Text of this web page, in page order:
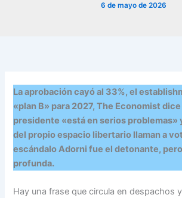
6 de mayo de 2026
La aprobación cayó al 33%, el
«plan B» para 2027, The Economist
presidente «está en serios problemas»
del propio espacio libertario llaman a
escándalo Adorni fue el detonante,
profunda.
Hay una frase que circula en despachos